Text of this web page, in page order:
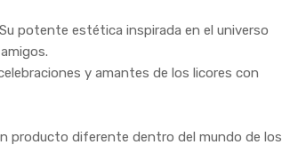
potente estética inspirada en el universo
y amantes de los licores con
producto diferente dentro del mundo de los